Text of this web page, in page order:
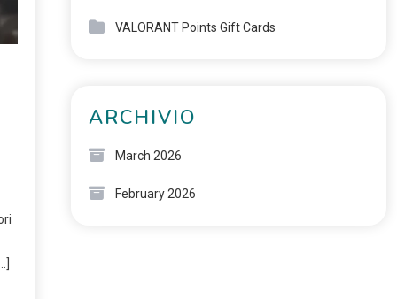
VALORANT Points Gift Cards
ARCHIVIO
March 2026
February 2026